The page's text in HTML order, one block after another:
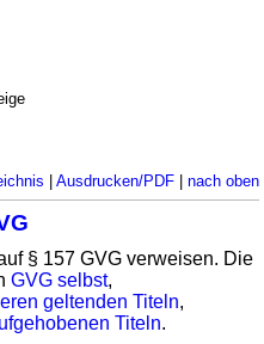
| Ausdrucken/PDF| nach oben
§ 157 GVG verweisen. Die
GVG selbst,
geltenden Titeln,
Titeln.